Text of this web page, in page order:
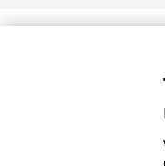
Le immagini e